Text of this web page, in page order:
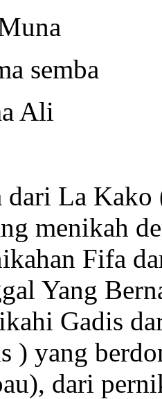
semba
Ali
La Kako
menikah
Fifa
Yang
Gadis
) yang
dari